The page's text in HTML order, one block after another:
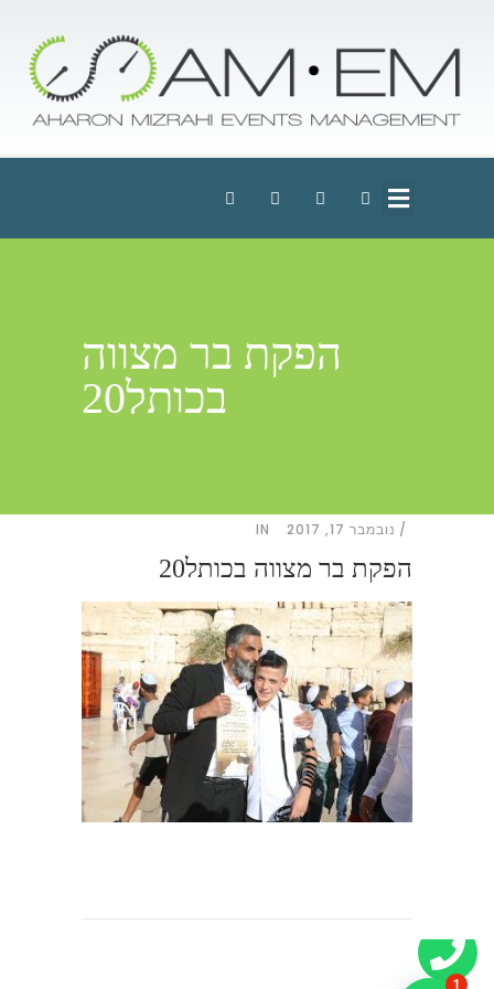
הפקת בר מצווה
בכותל20
נובמבר 17, 2017 IN
הפקת בר מצווה בכותל20
1